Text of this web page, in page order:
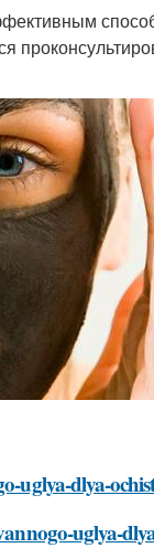
uglya-dlya-
uglya-